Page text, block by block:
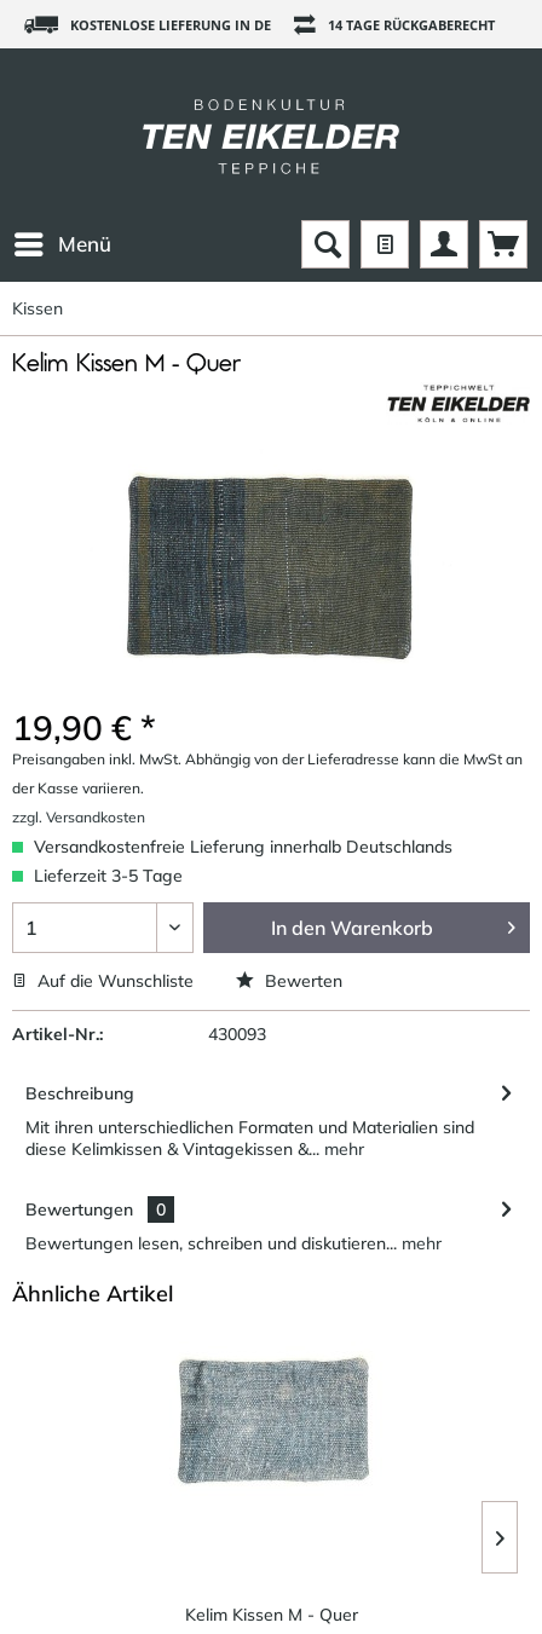
KOSTENLOSE LIEFERUNG IN DE 14 TAGE RÜCKGABERECHT
Menü
Kissen
Kelim Kissen M - Quer
19,90 € *
Preisangaben inkl. MwSt. Abhängig von der Lieferadresse kann die MwSt an
der Kasse variieren.
zzgl. Versandkosten
Versandkostenfreie Lieferung innerhalb Deutschlands
Lieferzeit 3-5 Tage
In den Warenkorb
Auf die Wunschliste Bewerten
Artikel-Nr.: 430093
Beschreibung
Mit ihren unterschiedlichen Formaten und Materialien sind
diese Kelimkissen & Vintagekissen &... mehr
Bewertungen
0
Bewertungen lesen, schreiben und diskutieren... mehr
Ähnliche Artikel
Kelim Kissen M - Quer